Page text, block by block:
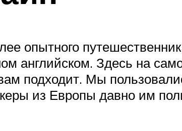
опытного
английском. Здесь на
подходит. Мы
из Европы давно им